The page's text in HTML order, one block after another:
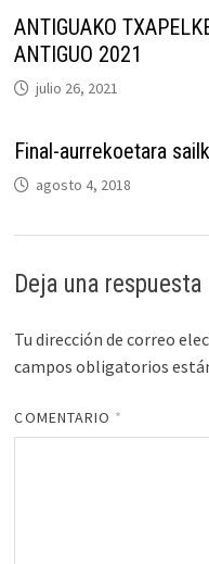
ANTIGUAKO
ANTIGUO 2021
julio 26, 2021
Final-aurrekoetara
agosto 4, 2018
Deja una respuesta
Tu dirección de correo
campos obligatorios
COMENTARIO *